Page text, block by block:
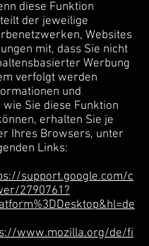
diese Funktion
der jeweilige
Websites
mit, dass Sie nicht
Werbung
verfolgt werden
und
Sie diese Funktion
erhalten Sie je
Ihres Browsers, unter
Links:
support.google.com/c
2790761?
www.mozilla.org/de/fi